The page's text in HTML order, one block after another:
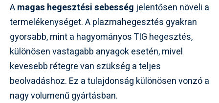
Amagas hegesztési sebesség jelentősen növeli a
termelékenységet. A plazmahegesztés gyakran
gyorsabb, mint a hagyományos TIG hegesztés,
különösen vastagabb anyagok esetén, mivel
kevesebb rétegre van szükség a teljes
beolvadáshoz. Ez a tulajdonság különösen vonzó a
nagy volumenű gyártásban.